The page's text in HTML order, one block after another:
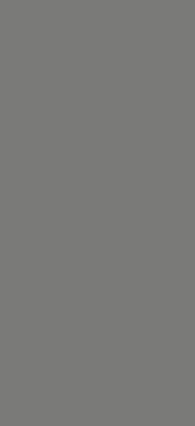
E-
Leben
intelligent und